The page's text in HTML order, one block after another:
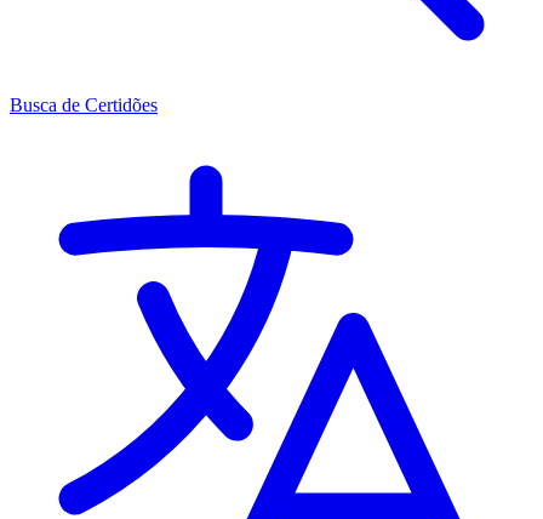
Busca de Certidões